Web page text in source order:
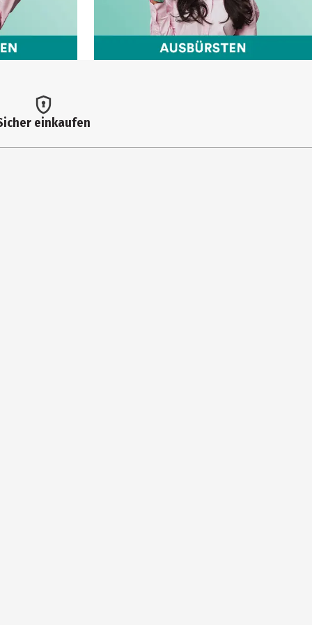
einkaufen